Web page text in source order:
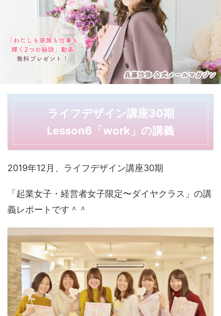
ライフデザイン講座30期
Lesson6「work」の講義
2019年12月、ライフデザイン講座30期
「起業女子・経営者女子限定〜ダイヤクラス」の講
義レポートです＾＾